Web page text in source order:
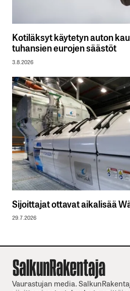
Kotiläksyt käytetyn auton
tuhansien eurojen säästöt
3.8.2026
Sijoittajat ottavat aikalisää
29.7.2026
Vaurastujan media.